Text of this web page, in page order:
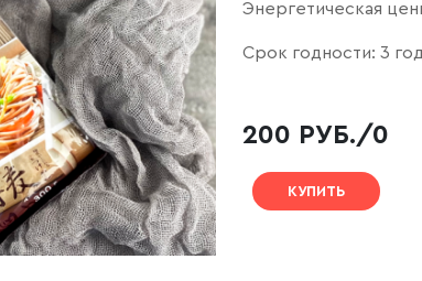
Энергетическая
Срок годности: 3
200 РУБ./0
КУПИТЬ